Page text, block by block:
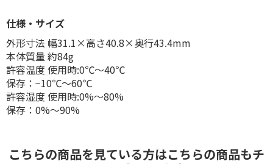
仕様・サイズ
外形寸法 幅31.1×高さ40.8×奥行43.4mm
本体質量 約84g
許容温度 使用時:0℃〜40℃
保存：−10℃〜60℃
許容湿度 使用時:0%〜80%
保存：0%〜90%
こちらの商品を見ている方はこちらの商品もチ